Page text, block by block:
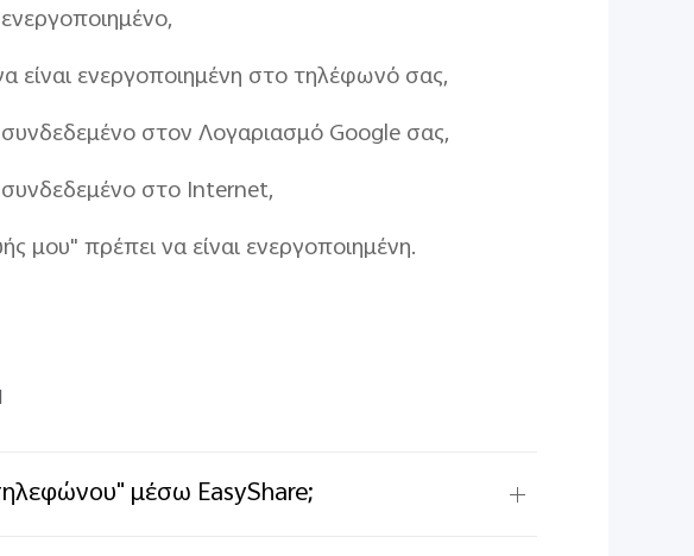
είναι ενεργοποιημένη στο τηλέφωνό σας,
στον Λογαριασμό Google σας,
στο Internet,
μου" πρέπει να είναι ενεργοποιημένη.
μέσω EasyShare;